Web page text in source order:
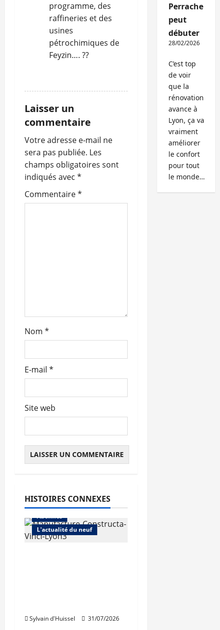
programme, des
raffineries et des
usines
pétrochimiques de
Feyzin…. ??
Laisser un
commentaire
Votre adresse e-mail ne
sera pas publiée. Les
champs obligatoires sont
indiqués avec *
Commentaire*
Nom *
E-mail *
Site web
HISTOIRES CONNEXES
Abonnés
L'actualité du neuf
Sylvain d'Huissel 31/07/2026
Abonnés
Perrache
peut
débuter
28/02/2026
C’est top
de voir
que la
rénovation
avance à
Lyon, ça va
vraiment
améliorer
le confort
pour tout
le monde…